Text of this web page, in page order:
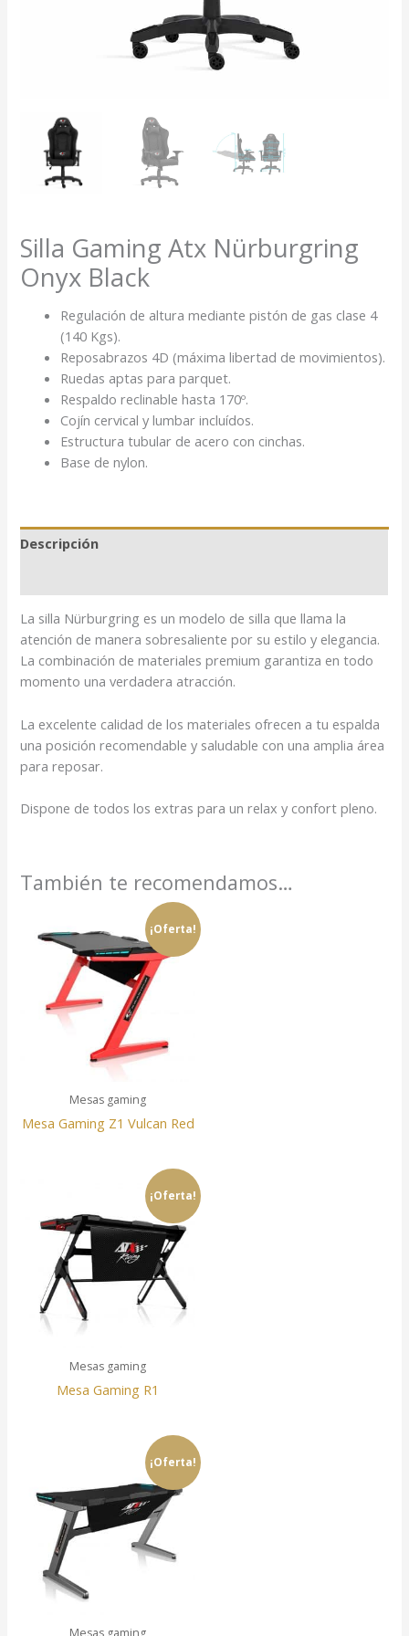
Silla Gaming Atx Nürburgring
Onyx Black
Regulación de altura mediante pistón de gas clase 4
(140 Kgs).
Reposabrazos 4D (máxima libertad de movimientos).
Ruedas aptas para parquet.
Respaldo reclinable hasta 170º.
Cojín cervical y lumbar incluídos.
Estructura tubular de acero con cinchas.
Base de nylon.
Descripción
La silla Nürburgring es un modelo de silla que llama la
atención de manera sobresaliente por su estilo y elegancia.
La combinación de materiales premium garantiza en todo
momento una verdadera atracción.
La excelente calidad de los materiales ofrecen a tu espalda
una posición recomendable y saludable con una amplia área
para reposar.
Dispone de todos los extras para un relax y confort pleno.
También te recomendamos…
¡Oferta!
Mesas gaming
Mesa Gaming Z1 Vulcan Red
¡Oferta!
Mesas gaming
Mesa Gaming R1
¡Oferta!
Mesas gaming